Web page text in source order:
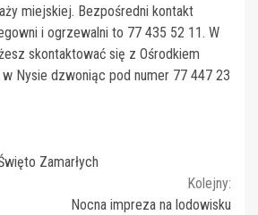
miejskiej. Bezpośredni kontakt
i ogrzewalni to 77 435 52 11. W
skontaktować się z Ośrodkiem
Nysie dzwoniąc pod numer 77 447 23
Zamarłych
Kolejny:
Nocna impreza na lodowisku